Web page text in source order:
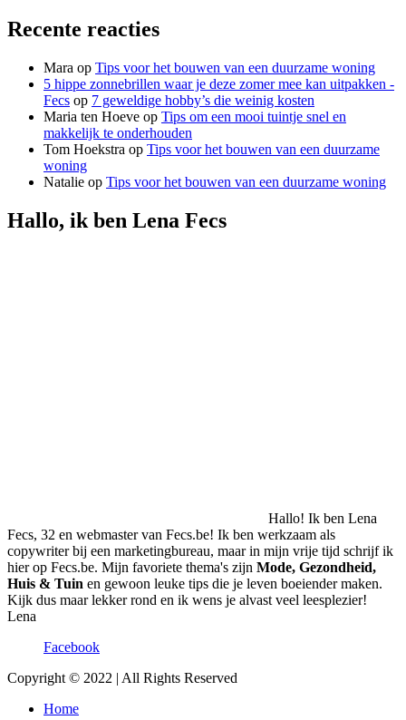
Recente reacties
Mara op Tips voor het bouwen van een duurzame woning
5 hippe zonnebrillen waar je deze zomer mee kan uitpakken -
Fecs op 7 geweldige hobby’s die weinig kosten
Maria ten Hoeve op Tips om een mooi tuintje snel en
makkelijk te onderhouden
Tom Hoekstra op Tips voor het bouwen van een duurzame
woning
Natalie op Tips voor het bouwen van een duurzame woning
Hallo, ik ben Lena Fecs
Hallo! Ik ben Lena
Fecs, 32 en webmaster van Fecs.be! Ik ben werkzaam als
copywriter bij een marketingbureau, maar in mijn vrije tijd schrijf ik
hier op Fecs.be. Mijn favoriete thema's zijn Mode, Gezondheid,
Huis & Tuin en gewoon leuke tips die je leven boeiender maken.
Kijk dus maar lekker rond en ik wens je alvast veel leesplezier!
Lena
Facebook
Copyright © 2022 | All Rights Reserved
Home